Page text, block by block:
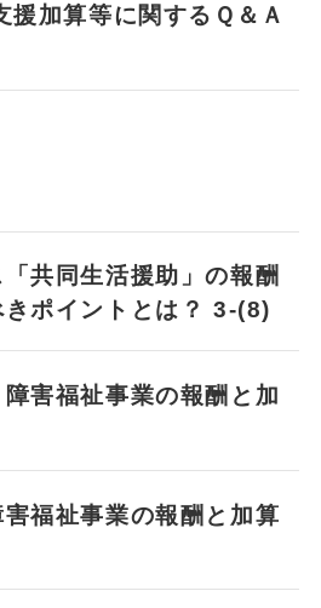
援加算等に関するＱ＆Ａ
共同生活援助」の報酬
ポイントとは？ 3-(8)
害福祉事業の報酬と加
福祉事業の報酬と加算